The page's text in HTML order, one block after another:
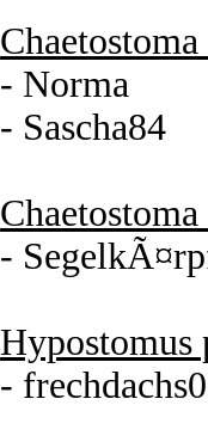
Chaetostoma
- Norma
- Sascha84
-
Hypostomus
-